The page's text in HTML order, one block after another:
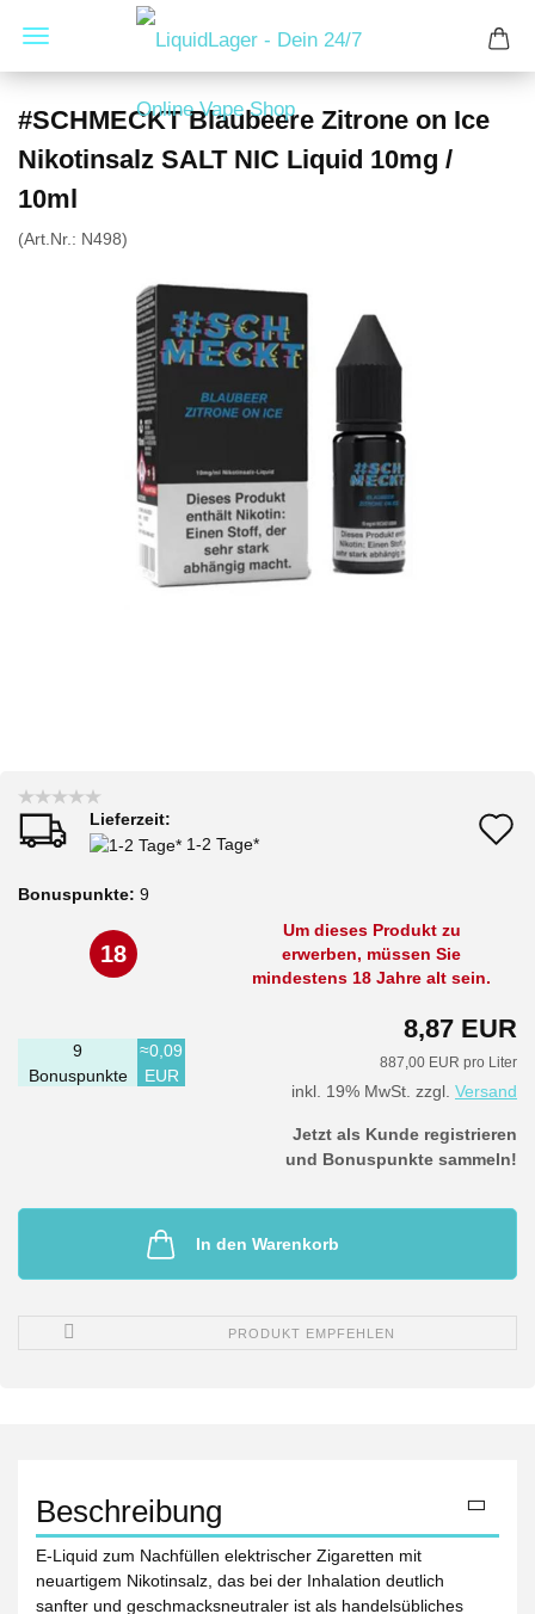
#SCHMECKT Blaubeere Zitrone on Ice
Nikotinsalz SALT NIC Liquid 10mg /
10ml
(Art.Nr.: N498)
Lieferzeit:
1-2 Tage*
Bonuspunkte: 9
18
Um dieses Produkt zu
erwerben, müssen Sie
mindestens 18 Jahre alt sein.
8,87 EUR
887,00 EUR pro Liter
inkl. 19% MwSt. zzgl. Versand
9
Bonuspunkte
≈0,09
EUR
Jetzt als Kunde registrieren
und Bonuspunkte sammeln!
In den Warenkorb
PRODUKT EMPFEHLEN
Beschreibung
E-Liquid zum Nachfüllen elektrischer Zigaretten mit
neuartigem Nikotinsalz, das bei der Inhalation deutlich
sanfter und geschmacksneutraler ist als handelsübliches